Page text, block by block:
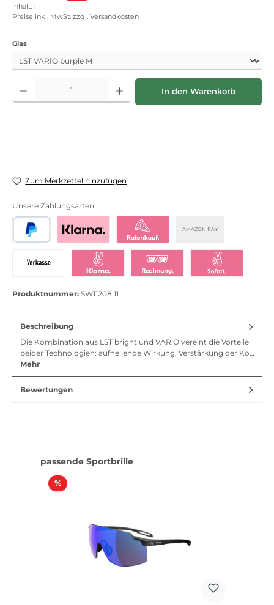
Inhalt: 1
Preise inkl. MwSt. zzgl. Versandkosten
Glasauswählen
Produkt Anzahl: Gib den gewünschten Wert ein oder benutze die
In den Warenkorb
Zum Merkzettel hinzufügen
Unsere Zahlungsarten:
AMAZON PAY
Produktnummer: SW11208.11
Beschreibung
Die Kombination aus LST bright und VARiO vereint die Vorteile
beider Technologien: aufhellende Wirkung, Verstärkung der Ko…
Mehr
Bewertungen
Produktgalerie überspringen
passende Sportbrille
%Rabatt